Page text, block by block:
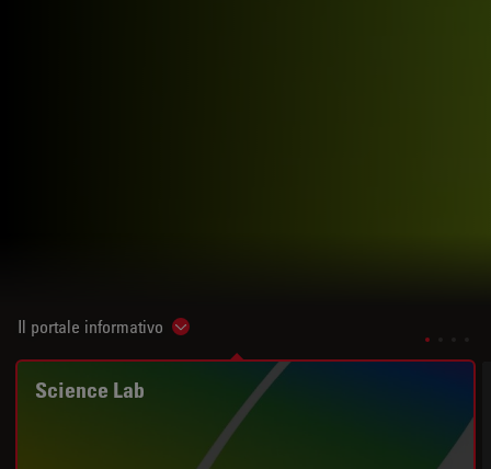
Il portale informativo Show subnavigation
Science Lab